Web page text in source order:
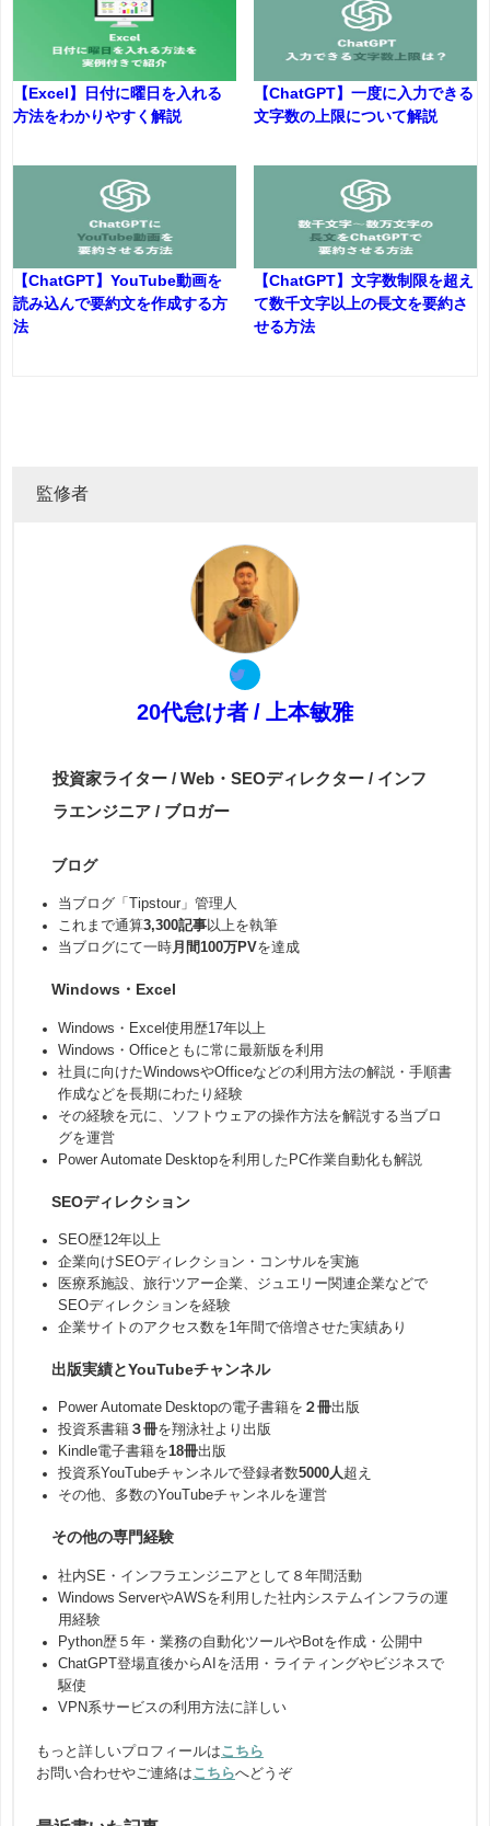
【Excel】日付に曜日を入れる
方法をわかりやすく解説
【ChatGPT】一度に入力できる
文字数の上限について解説
【ChatGPT】YouTube動画を
読み込んで要約文を作成する方
法
【ChatGPT】文字数制限を超え
て数千文字以上の長文を要約さ
せる方法
監修者
20代怠け者 / 上本敏雅
投資家ライター / Web・SEOディレクター / インフ
ラエンジニア / ブロガー
ブログ
当ブログ「Tipstour」管理人
これまで通算3,300記事以上を執筆
当ブログにて一時月間100万PVを達成
Windows・Excel
Windows・Excel使用歴17年以上
Windows・Officeともに常に最新版を利用
社員に向けたWindowsやOfficeなどの利用方法の解説・手順書
作成などを長期にわたり経験
その経験を元に、ソフトウェアの操作方法を解説する当ブロ
グを運営
Power Automate Desktopを利用したPC作業自動化も解説
SEOディレクション
SEO歴12年以上
企業向けSEOディレクション・コンサルを実施
医療系施設、旅行ツアー企業、ジュエリー関連企業などで
SEOディレクションを経験
企業サイトのアクセス数を1年間で倍増させた実績あり
出版実績とYouTubeチャンネル
Power Automate Desktopの電子書籍を ２冊出版
投資系書籍 ３冊を翔泳社より出版
Kindle電子書籍を18冊出版
投資系YouTubeチャンネルで登録者数5000人 超え
その他、多数のYouTubeチャンネルを運営
その他の専門経験
社内SE・インフラエンジニアとして８年間活動
Windows ServerやAWSを利用した社内システムインフラの運
用経験
Python歴５年・業務の自動化ツールやBotを作成・公開中
ChatGPT登場直後からAIを活用・ライティングやビジネスで
駆使
VPN系サービスの利用方法に詳しい
もっと詳しいプロフィールは こちら
お問い合わせやご連絡は こちらへどうぞ